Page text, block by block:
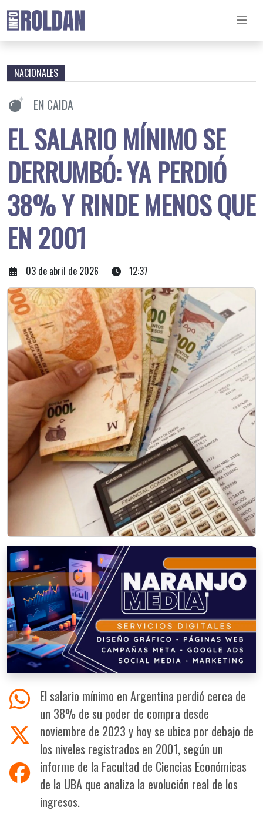
NACIONALES
EN CAIDA
EL SALARIO MÍNIMO SE
DERRUMBÓ: YA PERDIÓ
38% Y RINDE MENOS QUE
EN 2001
03 de abril de 2026 12:37
El salario mínimo en Argentina perdió cerca de
un 38% de su poder de compra desde
noviembre de 2023 y hoy se ubica por debajo de
los niveles registrados en 2001, según un
informe de la Facultad de Ciencias Económicas
de la UBA que analiza la evolución real de los
ingresos.